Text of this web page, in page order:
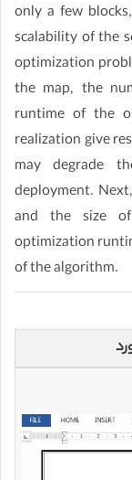
only a few
scalability of the
optimization
the map, the
runtime of the
realization give
may degrade
deployment.
and the size of
optimization
of the algorithm.